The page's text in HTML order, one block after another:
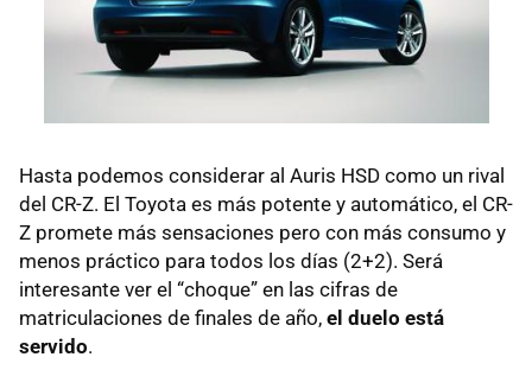
Hasta podemos considerar al Auris HSD como un rival
del CR-Z. El Toyota es más potente y automático, el CR-
Z promete más sensaciones pero con más consumo y
menos práctico para todos los días (2+2). Será
interesante ver el “choque” en las cifras de
matriculaciones de finales de año, el duelo está
servido.